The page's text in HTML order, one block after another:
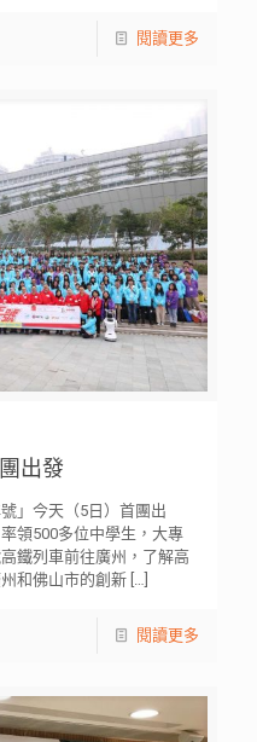
閱讀更多
出發
」今天（5日）首團出
領500多位中學生，大專
鐵列車前往廣州，了解高
和佛山市的創新[…]
閱讀更多